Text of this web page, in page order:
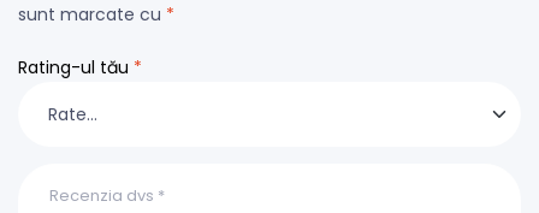
sunt marcate cu *
Rating-ul tău *